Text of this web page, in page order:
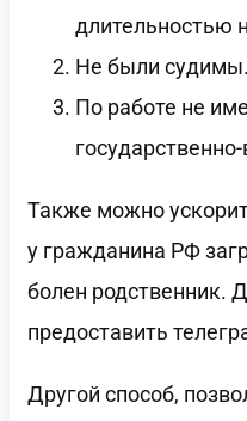
длительностью
Не были судимы.
По работе не
Также можно
у гражданина РФ
болен родственник.
предоставить
Другой способ,